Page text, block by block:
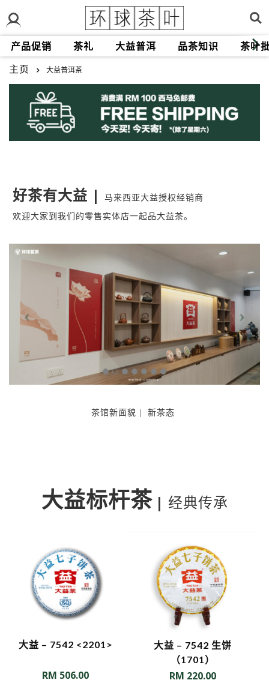
产品促销 茶礼 大益普洱 品茶知识 茶叶
主页 大益普洱茶
好茶有大益 | 马来西亚大益授权经销商
欢迎大家到我们的零售实体店一起品大益茶。
茶馆新面貌 | 新茶态
大益标杆茶 | 经典传承
大益 – 7542 <2201>
RM 506.00
大益 – 7542 生饼
（1701）
RM 220.00